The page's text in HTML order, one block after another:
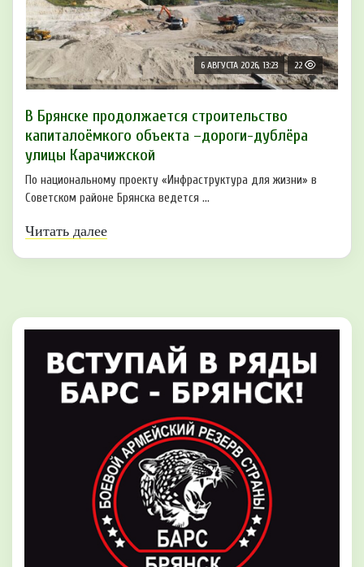
6 АВГУСТА 2026, 13:23 22
В Брянске продолжается строительство
капиталоёмкого объекта –дороги-дублёра
улицы Карачижской
По национальному проекту «Инфраструктура для жизни» в
Советском районе Брянска ведется ...
Читать далее